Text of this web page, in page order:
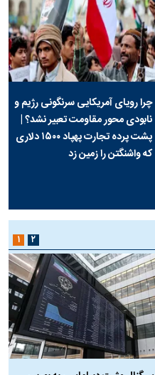
چرا رویای آمریکایی سرنگونی رژیم و
نابودی محور مقاومت تعبیر نشد؟ |
پشت پرده تجارت پهپاد‌ ۱۵۰۰ دلاری
که واشنگتن را زمین زد
۱ ۲